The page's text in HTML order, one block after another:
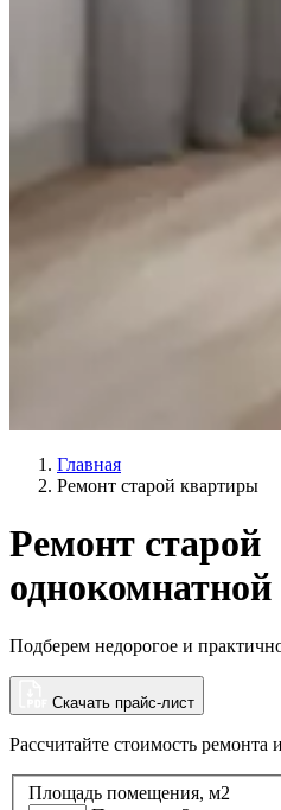
Главная
Ремонт старой квартиры
Ремонт старой
Подберем недорогое и
Скачать прайс-лист
Рассчитайте стоимость ремонта и
Площадь помещения, м2